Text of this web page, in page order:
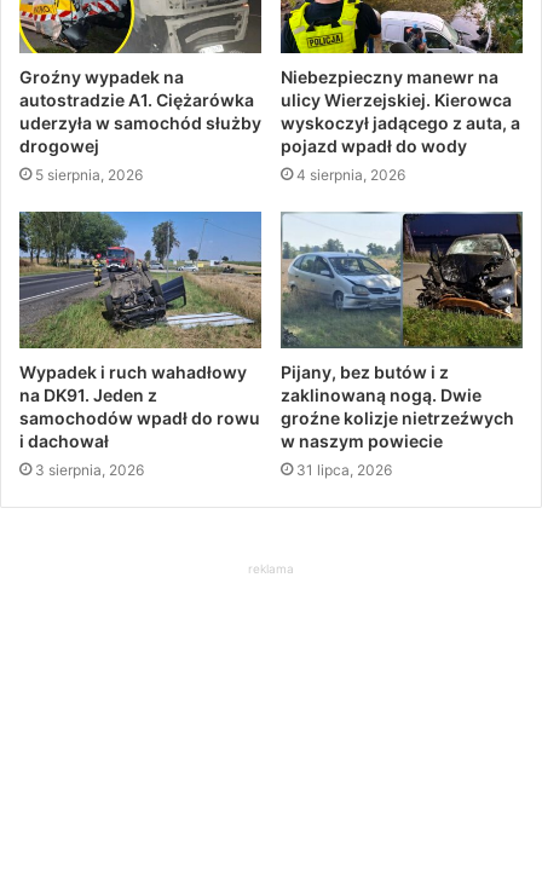
Groźny wypadek na
autostradzie A1. Ciężarówka
uderzyła w samochód służby
drogowej
5 sierpnia, 2026
Niebezpieczny manewr na
ulicy Wierzejskiej. Kierowca
wyskoczył jadącego z auta, a
pojazd wpadł do wody
4 sierpnia, 2026
Wypadek i ruch wahadłowy
na DK91. Jeden z
samochodów wpadł do rowu
i dachował
3 sierpnia, 2026
Pijany, bez butów i z
zaklinowaną nogą. Dwie
groźne kolizje nietrzeźwych
w naszym powiecie
31 lipca, 2026
reklama